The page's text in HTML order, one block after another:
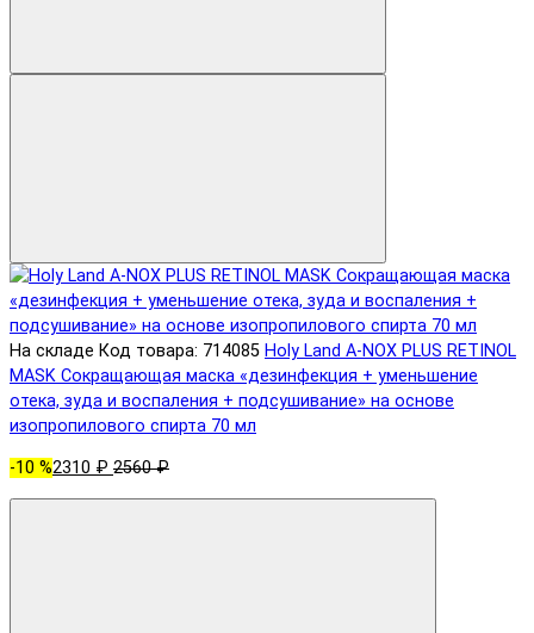
На складе Код товара: 714085 Holy Land A-NOX PLUS RETINOL
MASK Сокращающая маска «дезинфекция + уменьшение
отека, зуда и воспаления + подсушивание» на основе
изопропилового спирта 70 мл
-10 %2310 ₽ 2560 ₽